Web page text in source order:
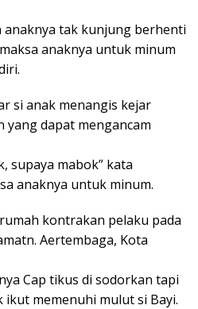
tak kunjung berhenti
anaknya untuk minum
si anak menangis kejar
yang dapat mengancam
supaya mabok” kata
anaknya untuk minum.
kontrakan pelaku pada
Aertembaga, Kota
Cap tikus di sodorkan tapi
memenuhi mulut si Bayi.